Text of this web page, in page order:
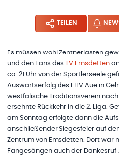
TEILEN
Es müssen wohl Zentnerlasten
und den Fans des
TV Emsdetten
ca. 21 Uhr von der Sportlerseele
Auswärtserfolg des EHV Aue in
westfälische Traditionsverein
ersehnte Rückkehr in die 2. Liga.
am Sonntag erfolgte dann die
anschließender Siegesfeier auf
Zentrum von Emsdetten. Dort war
Fangesängen auch der Dankesruf